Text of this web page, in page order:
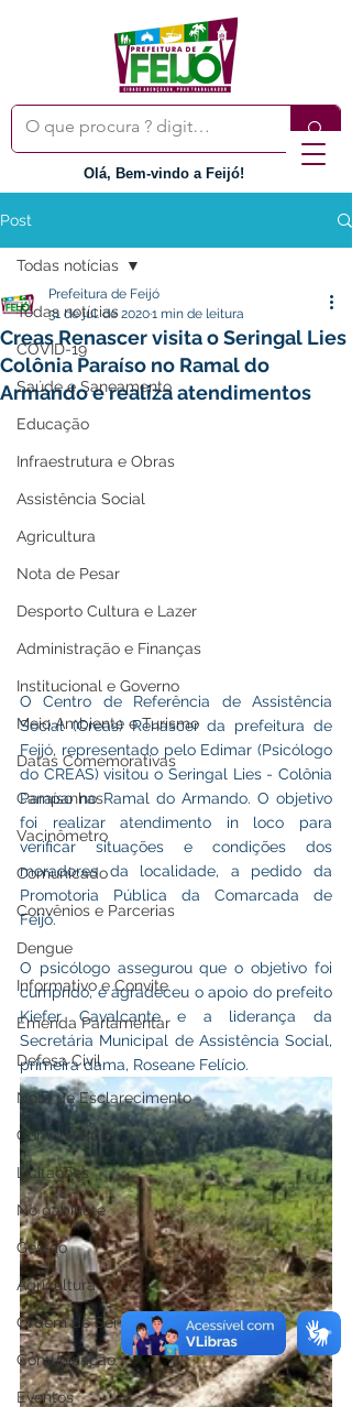
Olá, Bem-vindo a Feijó!
Post
Todas notícias
COVID-19
Saúde e Saneamento
Educação
Infraestrutura e Obras
Assistência Social
Agricultura
Nota de Pesar
Desporto Cultura e Lazer
Administração e Finanças
Institucional e Governo
Meio Ambiente e Turismo
Datas Comemorativas
Campanhas
Vacinômetro
Comunicado
Convênios e Parcerias
Dengue
Informativo e Convite
Emenda Parlamentar
Defesa Civil
Nota de Esclarecimento
Comunidade
Licitações
No gabinete
Gestão
Agricultura
Ordem de Serviço
Comunicação
Eventos
Todas notícias
Creas Renascer visita o Seringal Lies
Colônia Paraíso no Ramal do
Armando e realiza atendimentos
Prefeitura de Feijó
31 de jul. de 20201 min de leitura
O Centro de Referência de Assistência
Social (Creas) Renascer da prefeitura de
Feijó, representado pelo Edimar (Psicólogo
do CREAS) visitou o Seringal Lies - Colônia
Paraíso no Ramal do Armando. O objetivo
foi realizar atendimento in loco para
verificar situações e condições dos
moradores da localidade, a pedido da
Promotoria Pública da Comarcada de
Feijó.
O psicólogo assegurou que o objetivo foi
cumprido, e agradeceu o apoio do prefeito
Kiefer Cavalcante e a liderança da
Secretária Municipal de Assistência Social,
primeira dama, Roseane Felício.